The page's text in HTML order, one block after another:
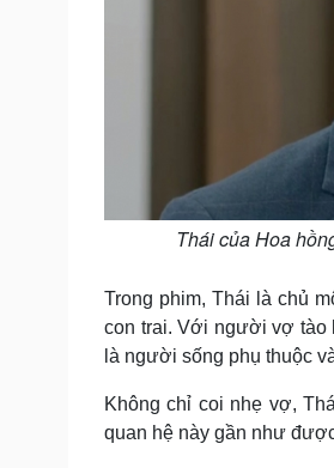
Thái của Hoa
Trong phim, Thái là chủ
con trai. Với người vợ tào
là người sống phụ thuộc
Không chỉ coi nhẹ vợ,
quan hệ này gần như